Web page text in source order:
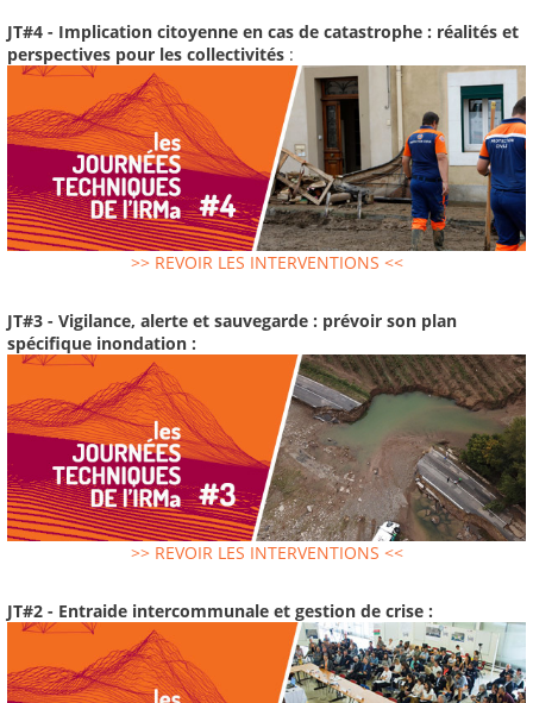
JT#4 - Implication citoyenne en cas de catastrophe : réalités et
perspectives pour les collectivités :
>> REVOIR LES INTERVENTIONS <<
JT#3 - Vigilance, alerte et sauvegarde : prévoir son plan
spécifique inondation :
>> REVOIR LES INTERVENTIONS <<
JT#2 - Entraide intercommunale et gestion de crise :